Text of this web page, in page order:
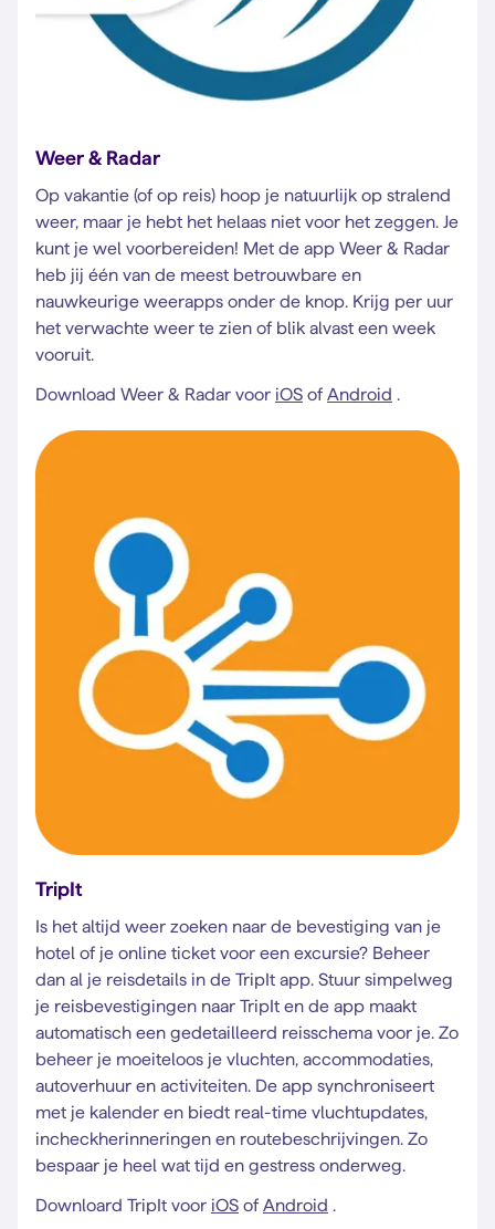
Weer & Radar
Op vakantie (of op reis) hoop je natuurlijk op stralend
weer, maar je hebt het helaas niet voor het zeggen. Je
kunt je wel voorbereiden! Met de app Weer & Radar
heb jij één van de meest betrouwbare en
nauwkeurige weerapps onder de knop. Krijg per uur
het verwachte weer te zien of blik alvast een week
vooruit.
Download Weer & Radar voor iOS of Android .
TripIt
Is het altijd weer zoeken naar de bevestiging van je
hotel of je online ticket voor een excursie? Beheer
dan al je reisdetails in de TripIt app. Stuur simpelweg
je reisbevestigingen naar TripIt en de app maakt
automatisch een gedetailleerd reisschema voor je. Zo
beheer je moeiteloos je vluchten, accommodaties,
autoverhuur en activiteiten. De app synchroniseert
met je kalender en biedt real-time vluchtupdates,
incheckherinneringen en routebeschrijvingen. Zo
bespaar je heel wat tijd en gestress onderweg.
Downloard TripIt voor iOS of Android .